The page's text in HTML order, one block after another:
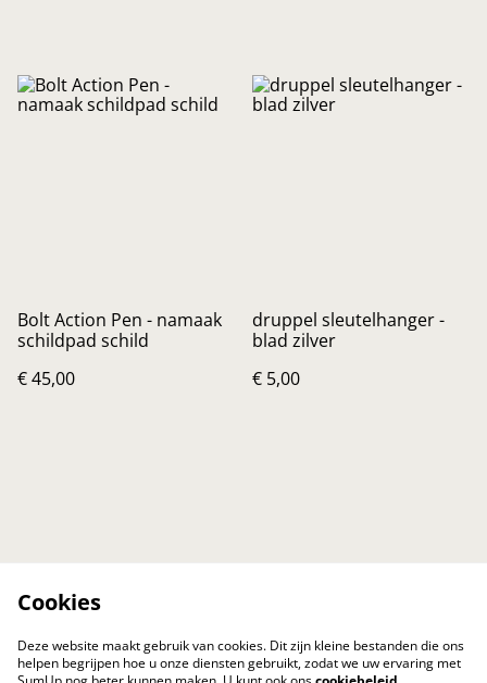
Bolt Action Pen - namaak
schildpad schild
€ 45,00
druppel sleutelhanger -
blad zilver
€ 5,00
Cookies
Deze website maakt gebruik van cookies. Dit zijn kleine bestanden die ons
helpen begrijpen hoe u onze diensten gebruikt, zodat we uw ervaring met